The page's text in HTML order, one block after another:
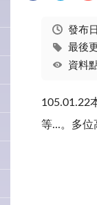
發布
最後
資料
105.01.22
等...。多位